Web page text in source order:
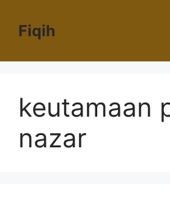
Fiqih
keutamaan
nazar